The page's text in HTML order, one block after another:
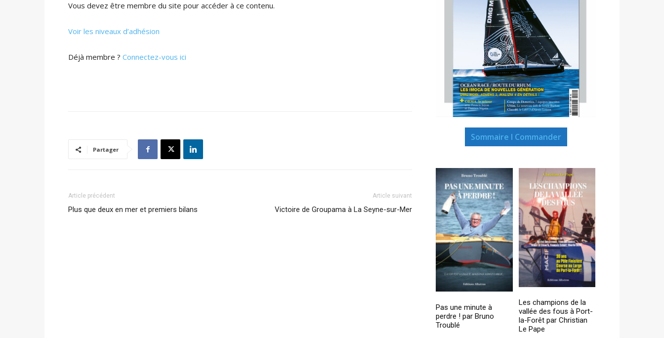
Vous devez être membre du site pour accéder à ce contenu.
Voir les niveaux d’adhésion
Déjà membre ? Connectez-vous ici
Partager
Article précédent
Plus que deux en mer et premiers bilans
Article suivant
Victoire de Groupama à La Seyne-sur-Mer
Sommaire I Commander
Pas une minute à
perdre ! par Bruno
Troublé
Les champions de la
vallée des fous à Port-
la-Forêt par Christian
Le Pape